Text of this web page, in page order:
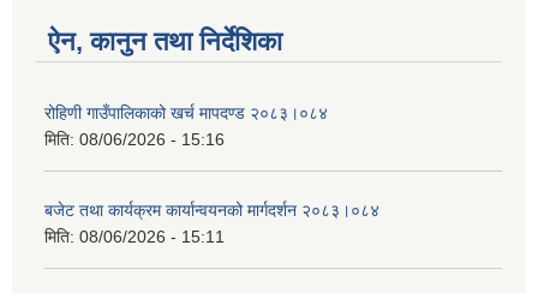
ऐन, कानुन तथा निर्देशिका
रोहिणी गाउँपालिकाको खर्च मापदण्ड २०८३।०८४
मिति: 08/06/2026 - 15:16
बजेट तथा कार्यक्रम कार्यान्वयनको मार्गदर्शन २०८३।०८४
मिति: 08/06/2026 - 15:11